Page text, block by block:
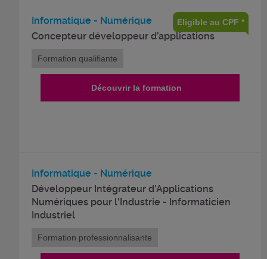
Informatique - Numérique
Concepteur développeur d’applications
Eligible au CPF *
Formation qualifiante
Découvrir la formation
Informatique - Numérique
Développeur Intégrateur d'Applications
Numériques pour l'Industrie - Informaticien
Industriel
Formation professionnalisante